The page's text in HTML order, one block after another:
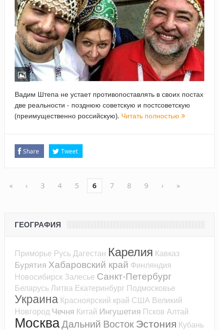
Вадим Штепа не устает противопоставлять в своих постах
две реальности - позднюю советскую и постсоветскую
(преимущественно российскую). Читать полностью
Share Tweet
« ‹ 3 4 5 6 7 8 9 › »
ГЕОГРАФИЯ
Приморье РусьДагестан Карелия Кавказ
Бурятия Хабаровский край Финляндия
Новосибирск Залесье Санкт-Петербург
БеларусьЛитва Екатеринбург Подмосковье
Украина Красноярский край США Великий
Новгород Чечня Китай Ингушетия Псков Алтай
МоскваДальний ВостокЭстония Кубань